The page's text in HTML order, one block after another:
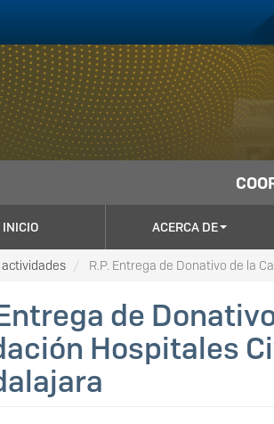
INICIO ACERCA DE
actividades R.P. Entrega de Donativo de la
de
Hospitales